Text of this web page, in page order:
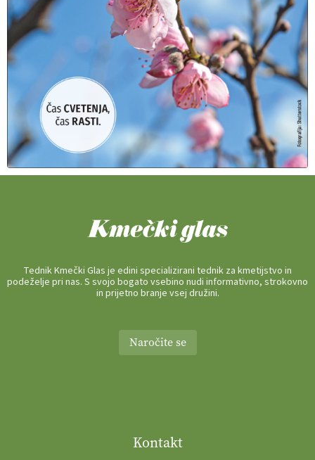
Tednik Kmečki Glas je edini specializirani tednik za kmetijstvo in
podeželje pri nas. S svojo bogato vsebino nudi informativno, strokovno
in prijetno branje vsej družini.
Naročite se
Kontakt